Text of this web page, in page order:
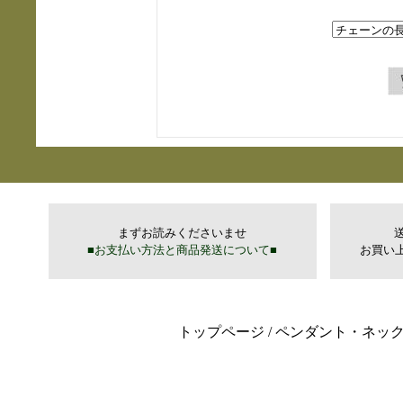
トップページ /ペンダント・ネッ